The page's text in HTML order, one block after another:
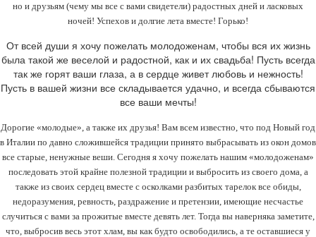
но и друзьям (чему мы все с вами свидетели) радостных дней и ласковых
ночей! Успехов и долгие лета вместе! Горько!
От всей души я хочу пожелать молодоженам, чтобы вся их жизнь
была такой же веселой и радостной, как и их свадьба! Пусть всегда
так же горят ваши глаза, а в сердце живет любовь и нежность!
Пусть в вашей жизни все складывается удачно, и всегда сбываются
все ваши мечты!
Дорогие «молодые», а также их друзья! Вам всем известно, что под Новый год
в Италии по давно сложившейся традиции принято выбрасывать из окон домов
все старые, ненужные веши. Сегодня я хочу пожелать нашим «молодоженам»
последовать этой крайне полезной традиции и выбросить из своего дома, а
также из своих сердец вместе с осколками разбитых тарелок все обиды,
недоразумения, ревность, раздражение и претензии, имеющие несчастье
случиться с вами за прожитые вместе девять лет. Тогда вы наверняка заметите,
что, выбросив весь этот хлам, вы как будто освободились, а те оставшиеся у